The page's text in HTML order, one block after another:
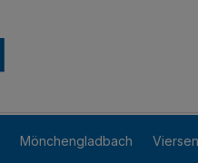
Mönchengladbach Viersen